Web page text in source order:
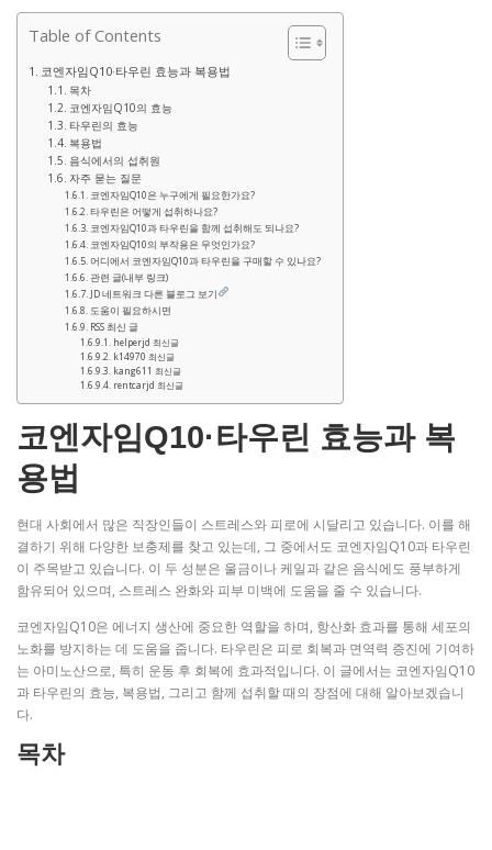
Table of Contents
코엔자임Q10·타우린 효능과 복용법
목차
코엔자임Q10의 효능
타우린의 효능
복용법
음식에서의 섭취원
자주 묻는 질문
코엔자임Q10은 누구에게 필요한가요?
타우린은 어떻게 섭취하나요?
코엔자임Q10과 타우린을 함께 섭취해도 되나요?
코엔자임Q10의 부작용은 무엇인가요?
어디에서 코엔자임Q10과 타우린을 구매할 수 있나요?
관련 글(내부 링크)
JD 네트워크 다른 블로그 보기
도움이 필요하시면
RSS 최신 글
helperjd 최신글
k14970 최신글
kang611 최신글
rentcarjd 최신글
코엔자임Q10·타우린 효능과 복
용법
현대 사회에서 많은 직장인들이 스트레스와 피로에 시달리고 있습니다. 이를 해
결하기 위해 다양한 보충제를 찾고 있는데, 그 중에서도 코엔자임Q10과 타우린
이 주목받고 있습니다. 이 두 성분은 울금이나 케일과 같은 음식에도 풍부하게
함유되어 있으며, 스트레스 완화와 피부 미백에 도움을 줄 수 있습니다.
코엔자임Q10은 에너지 생산에 중요한 역할을 하며, 항산화 효과를 통해 세포의
노화를 방지하는 데 도움을 줍니다. 타우린은 피로 회복과 면역력 증진에 기여하
는 아미노산으로, 특히 운동 후 회복에 효과적입니다. 이 글에서는 코엔자임Q10
과 타우린의 효능, 복용법, 그리고 함께 섭취할 때의 장점에 대해 알아보겠습니
다.
목차